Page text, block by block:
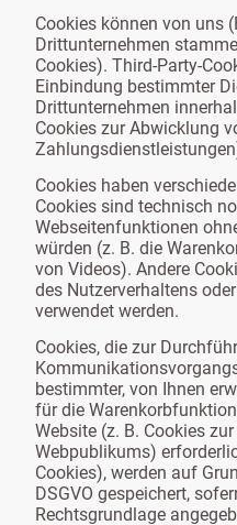
Cookies können von uns
Drittunternehmen
Cookies). Third-Party-
Einbindung bestimmter
Drittunternehmen
Cookies zur Abwicklung
Cookies haben
Cookies sind technisch
Webseitenfunktionen
würden (z. B. die
von Videos). Andere
des Nutzerverhaltens
verwendet werden.
Cookies, die zur
bestimmter, von Ihnen
für die
Website (z. B. Cookies
Webpublikums)
Cookies), werden auf
DSGVO gespeichert,
Rechtsgrundlage